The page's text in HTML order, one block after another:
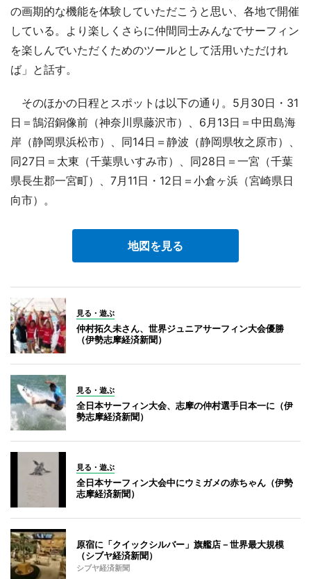
の画期的な機能を体験していただこうと思い、各地で開催
している。より楽しくさらに仲間同士みんなでサーフィン
を楽しんでいただくためのツールとして活用いただけれ
ば」と話す。
そのほかの日程とスポットは以下の通り。5月30日・31
日＝鵠沼銅像前（神奈川県藤沢市）、6月13日＝中田島海
岸（静岡県浜松市）、同14日＝静波（静岡県牧之原市）、
同27日＝太東（千葉県いすみ市）、同28日＝一宮（千葉
県長生郡一宮町）、7月11日・12日＝小倉ヶ浜（宮崎県日
向市）。
地図を見る
見る・遊ぶ
仲村拓久未さん、世界ジュニアサーフィン大会優勝
（伊勢志摩経済新聞）
見る・遊ぶ
全日本サーフィン大会、志摩の仲村選手日本一に（伊
勢志摩経済新聞）
見る・遊ぶ
全日本サーフィン大会中にウミガメの赤ちゃん（伊勢
志摩経済新聞）
原宿に「クイックシルバー」旗艦店－世界最大規模
（シブヤ経済新聞）
シブヤ経済新聞